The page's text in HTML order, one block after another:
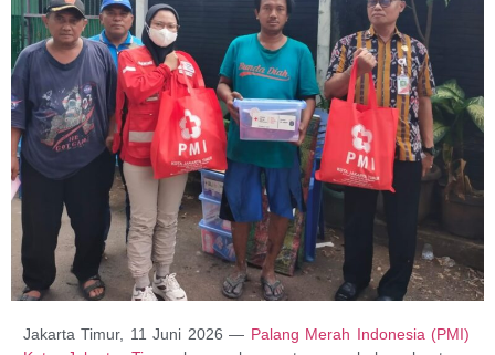
Jakarta Timur, 11 Juni 2026 — Palang Merah Indonesia (PMI)